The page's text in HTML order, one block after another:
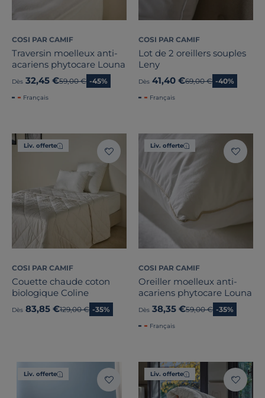
COSI PAR CAMIF
Traversin moelleux anti-
acariens phytocare Louna
Dès 32,45 €Ancien prix
59,00 € -45%
Français
COSI PAR CAMIF
Lot de 2 oreillers souples
Leny
Dès 41,40 €Ancien prix
69,00 € -40%
Français
Liv. offerte
COSI PAR CAMIF
Couette chaude coton
biologique Coline
Dès 83,85 €Ancien prix
129,00 € -35%
Liv. offerte
COSI PAR CAMIF
Oreiller moelleux anti-
acariens phytocare Louna
Dès 38,35 €Ancien prix
59,00 € -35%
Français
Liv. offerte Liv. offerte